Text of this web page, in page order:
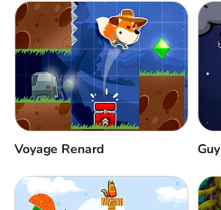
Voyage Renard